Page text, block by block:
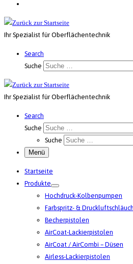
Ihr Spezialist für Oberflächentechnik
Search
Suche
Ihr Spezialist für Oberflächentechnik
Search
Suche
Suche
Menü
Startseite
Produkte
Hochdruck-Kolbenpumpen
Farbspritz- &
Becherpistolen
AirCoat-Lackierpistolen
AirCoat / AirCombi – Düsen
Airless-Lackierpistolen